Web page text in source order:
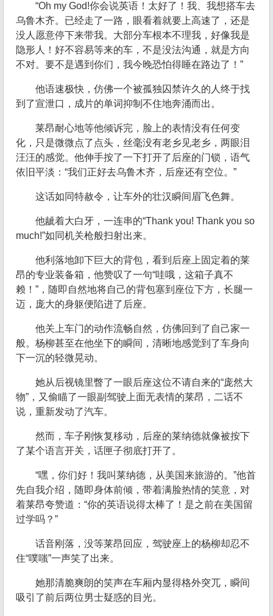
“Oh my God!你会说英语！太好了！我、我想搭车去
乌鲁木齐。已经走了一路，眼看着就要上高速了，还是
没人愿意停下来带我。大部分车根本不理我，好像我是
隐形人！好不容易等来的车，不是没法沟通，就是方向
不对。要不是遇到你们，我今晚恐怕得睡在路边了！”
他语速极快，仿佛一个被孤独囚禁许久的人终于找
到了宣泄口，成片的单词抑制不住地奔涌而出。
莱昂耐心地等他倾诉完，脸上的表情没有任何变
化，只是微微点了点头，丝毫没有老乡见老乡，两眼泪
汪汪的感觉。他伸手按了一下打开了后座的门锁，语气
依旧平淡：“我们正好去乌鲁木齐，后座还有空位。”
这话如同特赦令，让车外的壮汉瞬间眉飞色舞。
他龇着大白牙，一连串的“Thank you! Thank you so
much!”如同机关枪般扫射出来。
他利落地卸下巨大的背包，看到后座上固定着的莱
昂的专业装备箱，他赞叹了一句“哇哦，这箱子真不
赖！”，随即自然地将自己的背包塞到座位下方，长腿一
迈，庞大的身躯便陷进了后座。
他关上车门的动作流畅自然，仿佛回到了自己家一
般。杨柳甚至在他坐下的瞬间，清晰地感觉到了车身向
下一沉的轻微晃动。
她从后视镜里瞥了一眼后座这位不请自来的“庞然大
物”，又偷瞄了一眼副驾驶上面无表情的莱昂，二话不
说，重新发动了汽车。
然而，车子刚恢复移动，后座的莱纳德就像被按下
了某个语言开关，话匣子彻底打开了。
“嘿，你们好！我叫莱纳德，从美国来旅游的。”他首
先自我介绍，随即身体前倾，带着满脸热情的笑意，对
着莱昂夸赞道：“你的英语说得太棒了！是之前在美国留
过学吗？”
话音刚落，没等莱昂回应，驾驶座上的杨柳却忍不
住“噗嗤”一声笑了出来。
她那清脆爽朗的笑声在车厢内显得格外突兀，瞬间
吸引了前后两位男士疑惑的目光。